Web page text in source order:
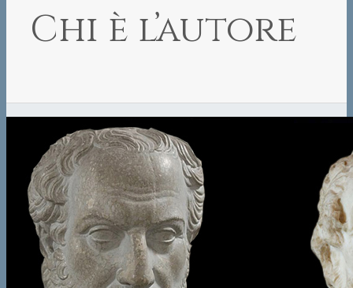
Chi è l’autore